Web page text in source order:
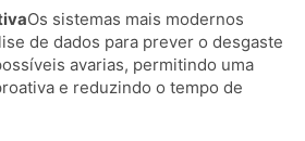
Os sistemas mais modernos
de dados para prever o desgaste
avarias, permitindo uma
e reduzindo o tempo de